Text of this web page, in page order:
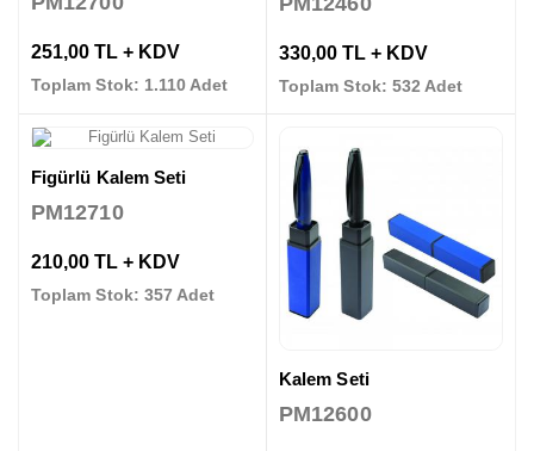
251,00 TL + KDV
Toplam Stok: 1.110 Adet
330,00 TL + KDV
Toplam Stok: 532 Adet
Figürlü Kalem Seti
PM12710
210,00 TL + KDV
Toplam Stok: 357 Adet
Kalem Seti
PM12600